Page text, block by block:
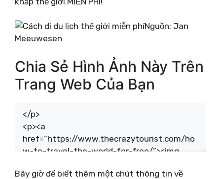
Nguồn: Jan
Meeuwesen
Chia Sẻ Hình Ảnh Này Trên
Trang Web Của Bạn
Bây giờ để biết thêm một chút thông tin về